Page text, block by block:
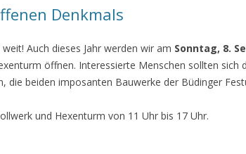
Denkmals
Auch dieses Jahr werden wir am Sonntag, 8.
öffnen. Interessierte Menschen sollten sich
die beiden imposanten Bauwerke der Büdinger
und Hexenturm von 11 Uhr bis 17 Uhr.